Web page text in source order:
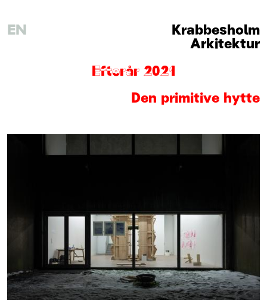
Krabbesholm
EN
Arkitektur
Efterår 2021
Den primitive hytte